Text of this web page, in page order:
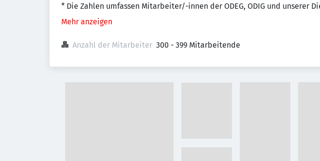
* Die Zahlen umfassen Mitarbeiter/-innen der ODEG, ODIG und unserer
Mehr anzeigen
Anzahl der Mitarbeiter 300 - 399 Mitarbeitende